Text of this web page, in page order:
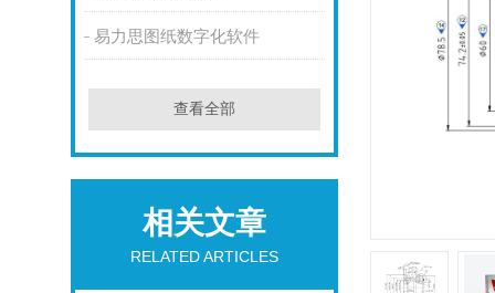
易力思图纸数字化软件
查看全部
相关文章
RELATED ARTICLES